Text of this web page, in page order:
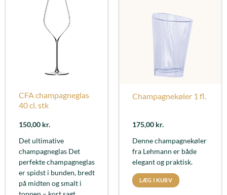
CFA champagneglas
40 cl. stk
150,00 kr.
Det ultimative
champagneglas Det
perfekte champagneglas
er spidst i bunden, bredt
på midten og smalt i
Champagnekøler 1 fl.
175,00 kr.
Denne champagnekøler
fra Lehmann er både
elegant og praktisk.
LÆG I KURV